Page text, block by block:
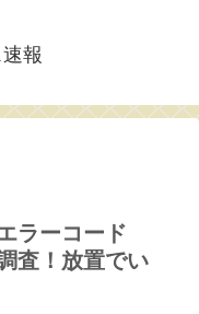
報
ラーコード
査！放置でい